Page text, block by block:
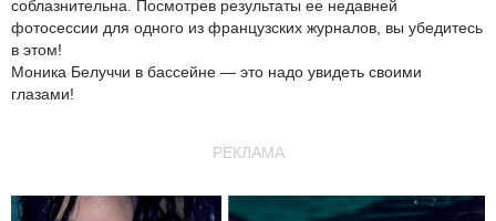
соблазнительна. Посмотрев результаты ее недавней
фотосессии для одного из французских журналов, вы убедитесь
в этом!
Моника Белуччи в бассейне — это надо увидеть своими
глазами!
РЕКЛАМА